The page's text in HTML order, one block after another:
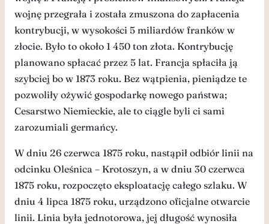
wojnę przegrała i została zmuszona do zapłacenia
kontrybucji, w wysokości 5 miliardów franków w
złocie. Było to około 1 450 ton złota. Kontrybucję
planowano spłacać przez 5 lat. Francja spłaciła ją
szybciej bo w 1873 roku. Bez wątpienia, pieniądze te
pozwoliły ożywić gospodarkę nowego państwa;
Cesarstwo Niemieckie, ale to ciągle byli ci sami
zarozumiali germańcy.
W dniu 26 czerwca 1875 roku, nastąpił odbiór linii na
odcinku Oleśnica – Krotoszyn, a w dniu 30 czerwca
1875 roku, rozpoczęto eksploatację całego szlaku. W
dniu 4 lipca 1875 roku, urządzono oficjalne otwarcie
linii. Linia była jednotorowa, jej długość wynosiła